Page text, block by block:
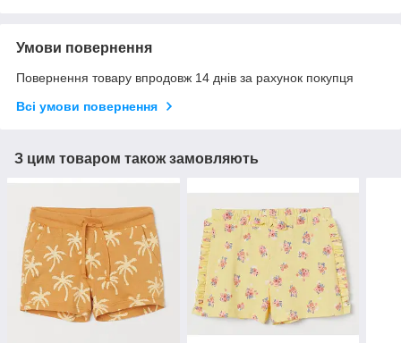
Умови повернення
Повернення товару впродовж 14 днів за рахунок покупця
Всі умови повернення
З цим товаром також замовляють